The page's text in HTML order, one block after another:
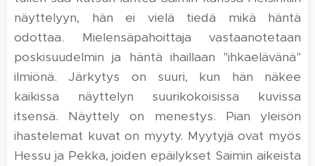
näyttelyyn, hän ei vielä tiedä mikä häntä
odottaa. Mielensäpahoittaja vastaanotetaan
poskisuudelmin ja häntä ihaillaan "ihkaelävänä"
ilmiönä. Järkytys on suuri, kun hän näkee
kaikissa näyttelyn suurikokoisissa kuvissa
itsensä. Näyttely on menestys. Pian yleisön
ihastelemat kuvat on myyty. Myytyjä ovat myös
Hessu ja Pekka, joiden epäilykset Saimin aikeista